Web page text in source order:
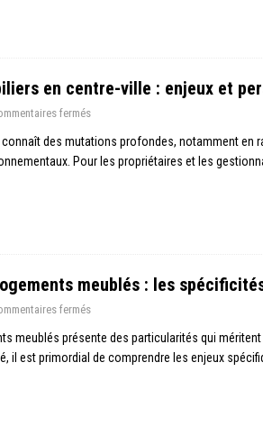
en centre-ville : enjeux et
fermés
connaît des mutations profondes, notamment en
Pour les propriétaires et les
meublés : les
fermés
meublés présente des particularités qui
il est primordial de comprendre les enjeux